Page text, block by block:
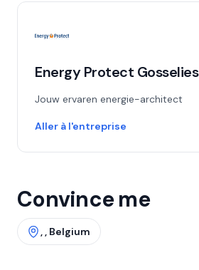
Energy Protect Gosselies
Jouw ervaren energie-architect
Aller à l'entreprise
Convince me
, , Belgium